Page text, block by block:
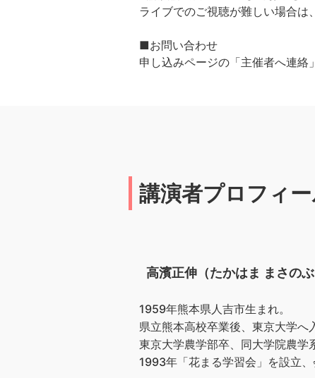
ライブでのご視聴が難しい場合は
■お問い合わせ
申し込みページの「主催者へ連絡
講演者プロフィ
高濱正伸（たかはま まさのぶ
1959年熊本県人吉市生まれ。
県立熊本高校卒業後、東京大学へ
東京大学農学部卒、同大学院農学
1993年「花まる学習会」を設立